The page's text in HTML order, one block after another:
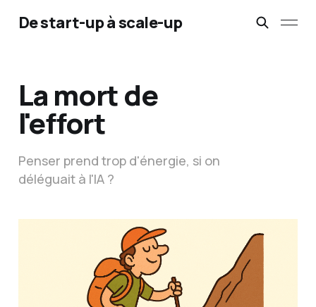
De start-up à scale-up
La mort de
l'effort
Penser prend trop d'énergie, si on
déléguait à l'IA ?